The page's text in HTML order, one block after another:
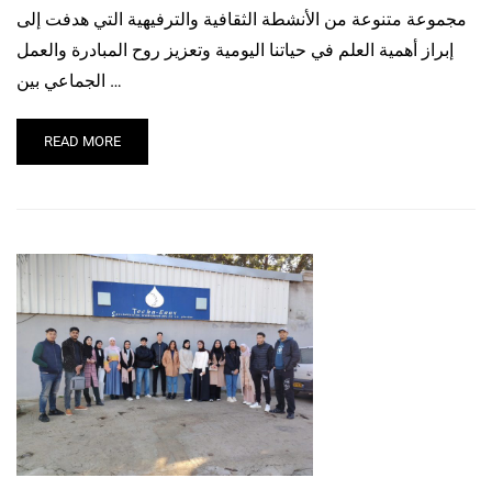
مجموعة متنوعة من الأنشطة الثقافية والترفيهية التي هدفت إلى
إبراز أهمية العلم في حياتنا اليومية وتعزيز روح المبادرة والعمل
الجماعي بين …
READ MORE